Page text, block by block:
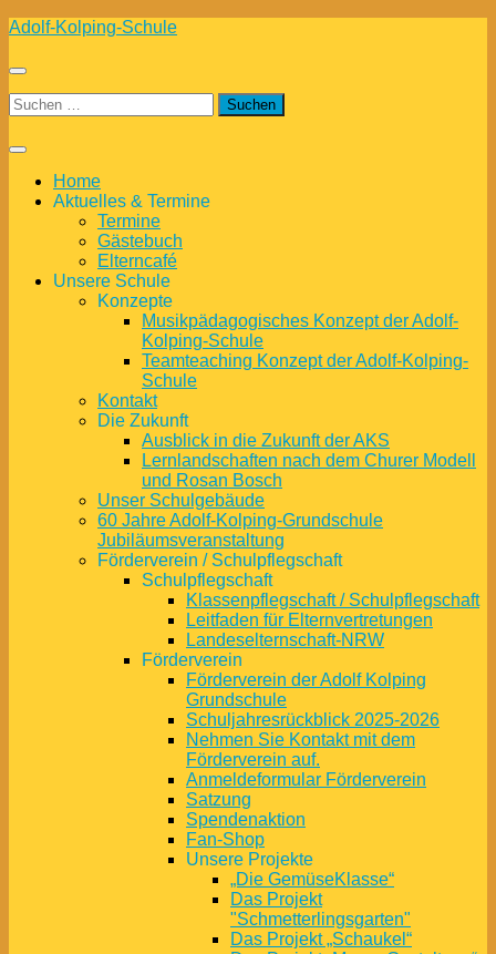
Zum
springen
Adolf-Kolping-Schule
Suchen
nach:
Home
Aktuelles & Termine
Termine
Gästebuch
Elterncafé
Unsere Schule
Konzepte
Musikpädagogisches Konzept der Adolf-
Kolping-Schule
Teamteaching Konzept der Adolf-Kolping-
Schule
Kontakt
Die Zukunft
Ausblick in die Zukunft der AKS
Lernlandschaften nach dem Churer Modell
und Rosan Bosch
Unser Schulgebäude
60 Jahre Adolf-Kolping-Grundschule
Jubiläumsveranstaltung
Förderverein / Schulpflegschaft
Schulpflegschaft
Klassenpflegschaft / Schulpflegschaft
Leitfaden für Elternvertretungen
Landeselternschaft-NRW
Förderverein
Förderverein der Adolf Kolping
Grundschule
Schuljahresrückblick 2025-2026
Nehmen Sie Kontakt mit dem
Förderverein auf.
Anmeldeformular Förderverein
Satzung
Spendenaktion
Fan-Shop
Unsere Projekte
„Die GemüseKlasse“
Das Projekt
"Schmetterlingsgarten"
Das Projekt „Schaukel“